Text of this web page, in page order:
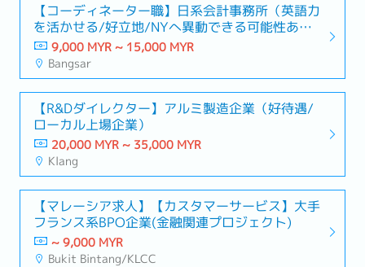
【コーディネーター職】日系会計事務所（英語力
を活かせる/好立地/NYへ異動できる可能性あ
り）9,000 MYR ~ 15,000 MYR
Bangsar
【R&Dダイレクター】アルミ製造企業（好待遇/
ローカル上場企業）
20,000 MYR ~ 35,000 MYR
Klang
【マレーシア求人】【カスタマーサービス】大手
フランス系BPO企業(金融関連プロジェクト)
~ 9,000 MYR
Bukit Bintang/KLCC